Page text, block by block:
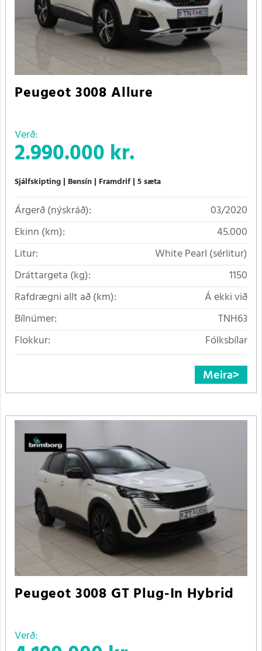
Peugeot 3008 Allure
Verð:
2.990.000 kr.
Sjálfskipting Bensín Framdrif 5 sæta
Árgerð (nýskráð):
03/2020
Ekinn (km):
45.000
Litur:
White Pearl (sérlitur)
Dráttargeta (kg):
1150
Rafdrægni allt að (km):
Á ekki við
Bílnúmer:
TNH63
Flokkur:
Fólksbílar
Meira
Peugeot 3008 GT Plug-In Hybrid
Verð: